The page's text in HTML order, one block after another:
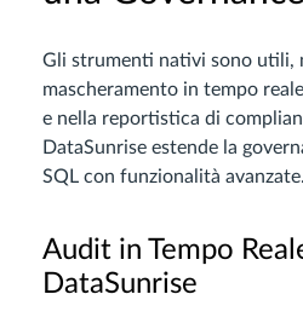
Gli strumenti nativi sono utili,
mascheramento in tempo
e nella reportistica di
DataSunrise estende la
SQL con funzionalità avanzate.
Audit in Tempo
DataSunrise